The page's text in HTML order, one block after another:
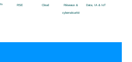
RSE Cloud Réseaux &
cybersécurité
Data, IA & IoT